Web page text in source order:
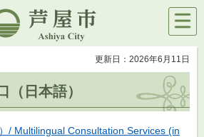
市
メニ
ュー
更新日：2026年6月11日
（日本語）
/ Multilingual Consultation Services (in